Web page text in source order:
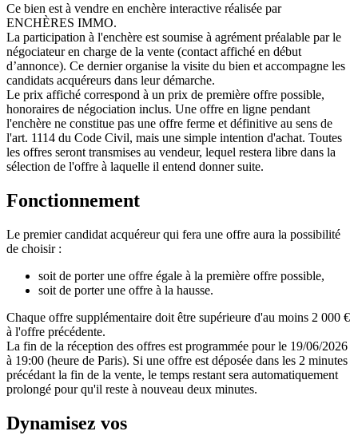
Ce bien est à vendre en enchère interactive réalisée par
ENCHÈRES IMMO.
La participation à l'enchère est soumise à agrément préalable par le
négociateur en charge de la vente (contact affiché en début
d’annonce). Ce dernier organise la visite du bien et accompagne les
candidats acquéreurs dans leur démarche.
Le prix affiché correspond à un prix de première offre possible,
honoraires de négociation inclus. Une offre en ligne pendant
l'enchère ne constitue pas une offre ferme et définitive au sens de
l'art. 1114 du Code Civil, mais une simple intention d'achat. Toutes
les offres seront transmises au vendeur, lequel restera libre dans la
sélection de l'offre à laquelle il entend donner suite.
Fonctionnement
Le premier candidat acquéreur qui fera une offre aura la possibilité
de choisir :
soit de porter une offre égale à la première offre possible,
soit de porter une offre à la hausse.
Chaque offre supplémentaire doit être supérieure d'au moins 2 000 €
à l'offre précédente.
La fin de la réception des offres est programmée pour le 19/06/2026
à 19:00 (heure de Paris). Si une offre est déposée dans les 2 minutes
précédant la fin de la vente, le temps restant sera automatiquement
prolongé pour qu'il reste à nouveau deux minutes.
Dynamisez vos